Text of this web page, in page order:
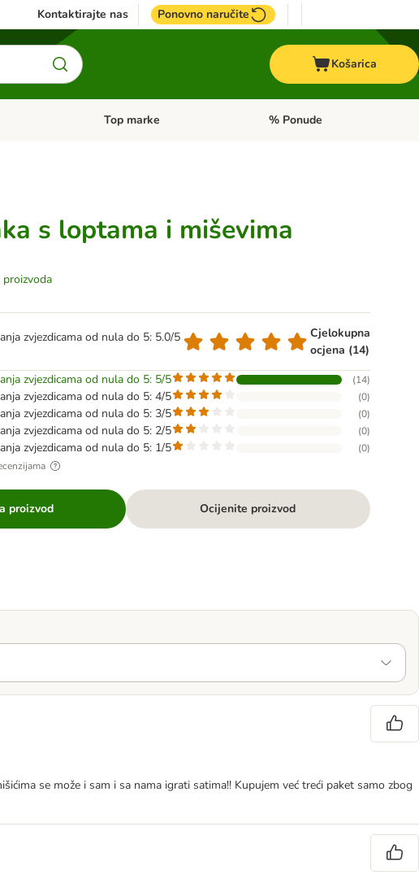
Kontaktirajte nas Ponovno naručite
Košarica
Ptice Pregled kategorija: + VET hrana
Top marke Pregled kategorija: Top marke
% Ponude
s loptama i miševima
zvjezdicama od nula do 5: 5.0/5
Cjelokupna
ocjena (14)
zvjezdicama od nula do 5: 5/5
(14)
zvjezdicama od nula do 5: 4/5 (0)
zvjezdicama od nula do 5: 3/5 (0)
zvjezdicama od nula do 5: 2/5 (0)
zvjezdicama od nula do 5: 1/5 (0)
proizvod Ocijenite proizvod
se može i sam i sa nama igrati satima!! Kupujem već treći paket samo zbog